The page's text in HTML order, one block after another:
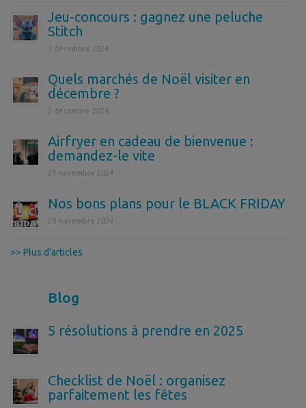
Jeu-concours : gagnez une peluche
Stitch
5 décembre 2024
Quels marchés de Noël visiter en
décembre ?
2 décembre 2024
Airfryer en cadeau de bienvenue :
demandez-le vite
27 novembre 2024
Nos bons plans pour le BLACK FRIDAY
25 novembre 2024
>> Plus d'articles
Blog
5 résolutions à prendre en 2025
Checklist de Noël : organisez
parfaitement les fêtes